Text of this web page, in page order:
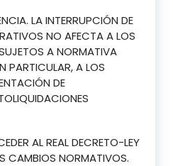
LA INTERRUPCIÓN DE
NO AFECTA A LOS
A NORMATIVA
PARTICULAR, A LOS
DE
AL REAL DECRETO-LEY
CAMBIOS NORMATIVOS.